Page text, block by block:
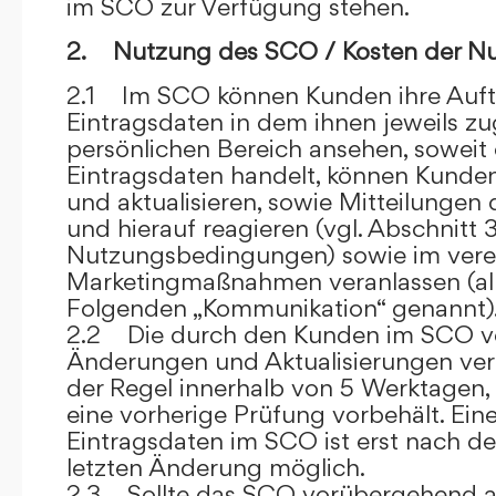
im SCO zur Verfügung stehen.
2. Nutzung des SCO / Kosten der
2.1 Im SCO können Kunden ihre
Eintragsdaten in dem ihnen jeweils
persönlichen Bereich ansehen,
Eintragsdaten handelt, können
und aktualisieren, sowie Mitteilungen
und hierauf reagieren (vgl. Abschnitt
Nutzungsbedingungen) sowie im
Marketingmaßnahmen veranlassen
Folgenden „Kommunikation“
2.2 Die durch den Kunden im SCO
Änderungen und Aktualisierungen
der Regel innerhalb von 5
eine vorherige Prüfung vorbehält.
Eintragsdaten im SCO ist erst nach
letzten Änderung möglich.